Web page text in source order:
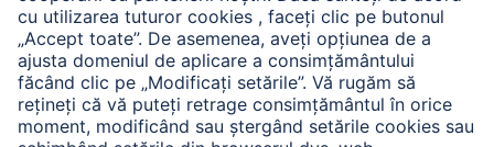
Companie
Istoria companiei
Hama Mondial